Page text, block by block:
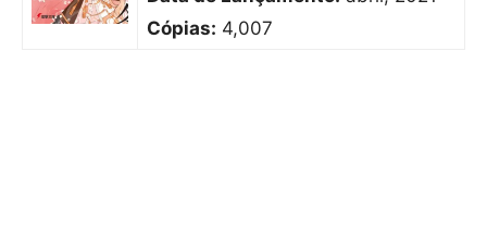
Cópias: 4,007